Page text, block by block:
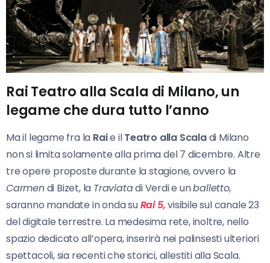
Rai Teatro alla Scala di Milano, un
legame che dura tutto l’anno
Ma il legame fra la Raie ilTeatro alla Scaladi Milano
non si limita solamente alla prima del 7 dicembre. Altre
tre opere proposte durante la stagione, ovvero la
Carmendi Bizet, la Traviatadi Verdi e unballetto,
saranno mandate in onda suRai 5,visibile sul canale 23
del digitale terrestre. La medesima rete, inoltre, nello
spazio dedicato all’opera, inserirà nei palinsesti ulteriori
spettacoli, sia recenti che storici, allestiti alla Scala.